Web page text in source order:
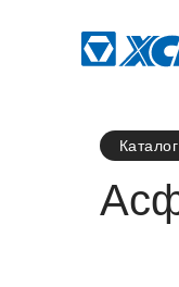
Каталог